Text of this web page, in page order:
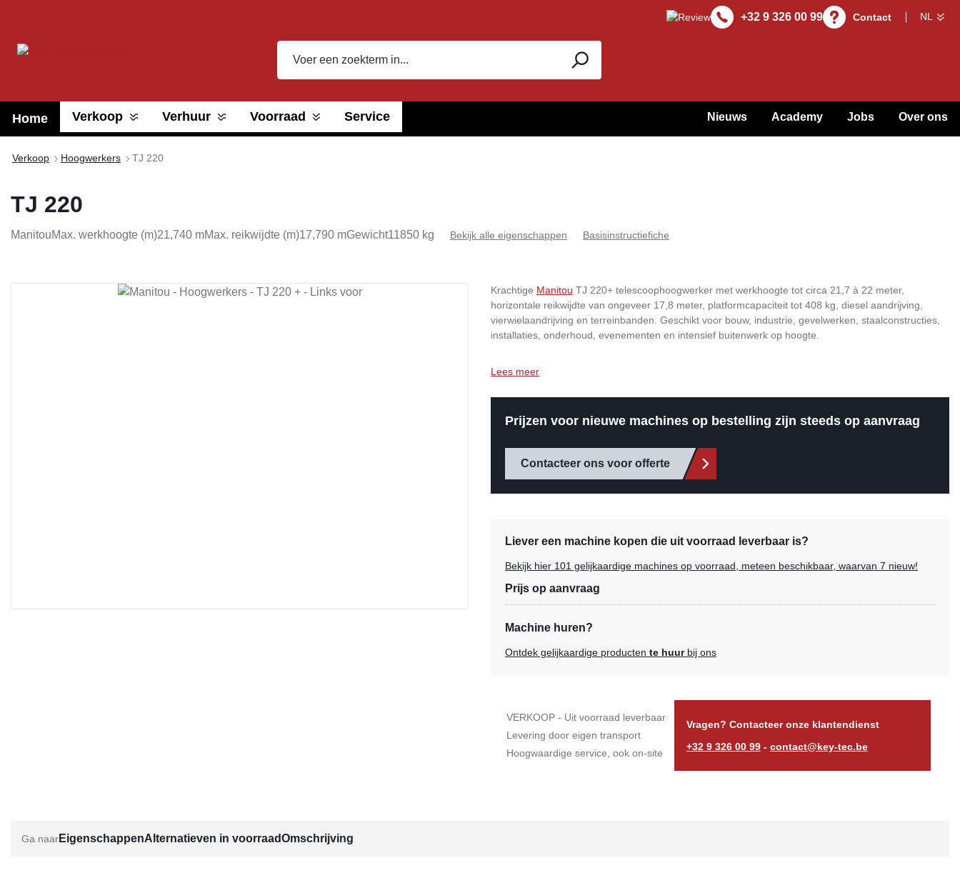
+32 9 326 00 99 Contact
Home Verkoop Verhuur Voorraad Service Nieuws Academy Jobs Over ons
Verkoop Hoogwerkers TJ 220
TJ 220
ManitouMax. werkhoogte (m)21,740 mMax. reikwijdte (m)17,790 mGewicht11850 kg Bekijk alle eigenschappen Basisinstructiefiche
Afbeeldingengalerij overslaan Krachtige Manitou TJ 220+ telescoophoogwerker met werkhoogte tot circa 21,7 à 22 meter,
horizontale reikwijdte van ongeveer 17,8 meter, platformcapaciteit tot 408 kg, diesel aandrijving,
vierwielaandrijving en terreinbanden. Geschikt voor bouw, industrie, gevelwerken, staalconstructies,
installaties, onderhoud, evenementen en intensief buitenwerk op hoogte.
Lees meer
Prijzen voor nieuwe machines op bestelling zijn steeds op aanvraag
Contacteer ons voor offerte
Liever een machine kopen die uit voorraad leverbaar is?
Bekijk hier 101 gelijkaardige machines op voorraad, meteen beschikbaar, waarvan 7 nieuw!
Prijs op aanvraag
Machine huren?
Ontdek gelijkaardige producten te huurbij ons
VERKOOP - Uit voorraad leverbaar
Levering door eigen transport
Hoogwaardige service, ook on-site
Vragen? Contacteer onze klantendienst
+32 9 326 00 99- contact@key-tec.be
EigenschappenAlternatieven in voorraadOmschrijving